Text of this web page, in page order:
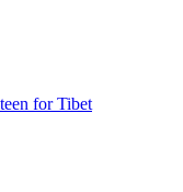
for Tibet